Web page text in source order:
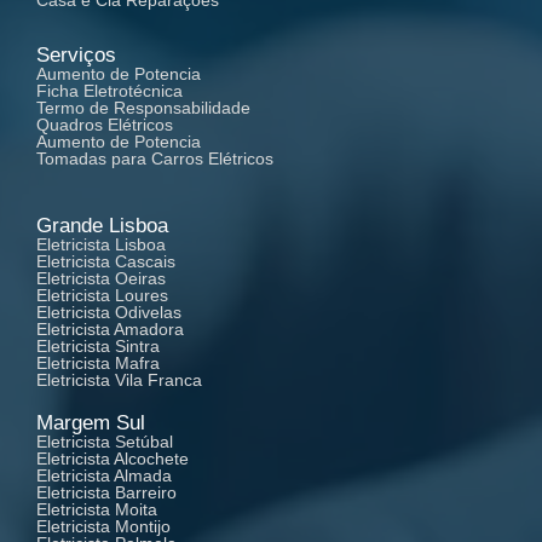
Serviços
Aumento de Potencia
Ficha Eletrotécnica
Termo de Responsabilidade
Quadros Elétricos
Aumento de Potencia
Tomadas para Carros Elétricos
Grande Lisboa
Eletricista Lisboa
Eletricista Cascais
Eletricista Oeiras
Eletricista Loures
Eletricista Odivelas
Eletricista Amadora
Eletricista Sintra
Eletricista Mafra
Eletricista Vila Franca
Margem Sul
Eletricista Setúbal
Eletricista Alcochete
Eletricista Almada
Eletricista Barreiro
Eletricista Moita
Eletricista Montijo